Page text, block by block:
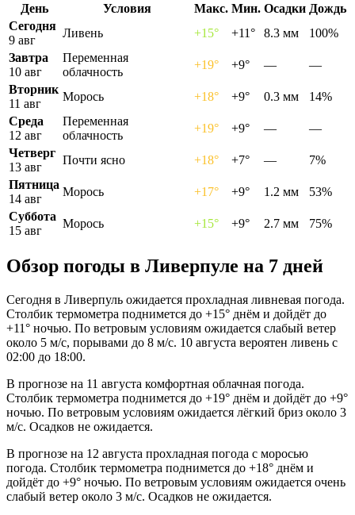
День Условия Макс. Мин. Осадки Дождь
Сегодня
9 авг
Ливень +15° +11° 8.3 мм
100%
Завтра
10 авг
Переменная
облачность
+19° +9° —
—
Вторник
11 авг
Морось +18° +9° 0.3 мм
14%
Среда
12 авг
Переменная
облачность
+19° +9° —
—
Четверг
13 авг
Почти ясно +18° +7° —
7%
Пятница
14 авг
Морось +17° +9° 1.2 мм
53%
Суббота
15 авг
Морось +15° +9° 2.7 мм 75%
Обзор погоды в Ливерпуле на 7 дней
Сегодня в Ливерпуль ожидается прохладная ливневая погода.
Столбик термометра поднимется до +15° днём и дойдёт до
+11° ночью. По ветровым условиям ожидается слабый ветер
около 5 м/с, порывами до 8 м/с. 10 августа вероятен ливень с
02:00 до 18:00.
В прогнозе на 11 августа комфортная облачная погода.
Столбик термометра поднимется до +19° днём и дойдёт до +9°
ночью. По ветровым условиям ожидается лёгкий бриз около 3
м/с. Осадков не ожидается.
В прогнозе на 12 августа прохладная погода с моросью
погода. Столбик термометра поднимется до +18° днём и
дойдёт до +9° ночью. По ветровым условиям ожидается очень
слабый ветер около 3 м/с. Осадков не ожидается.